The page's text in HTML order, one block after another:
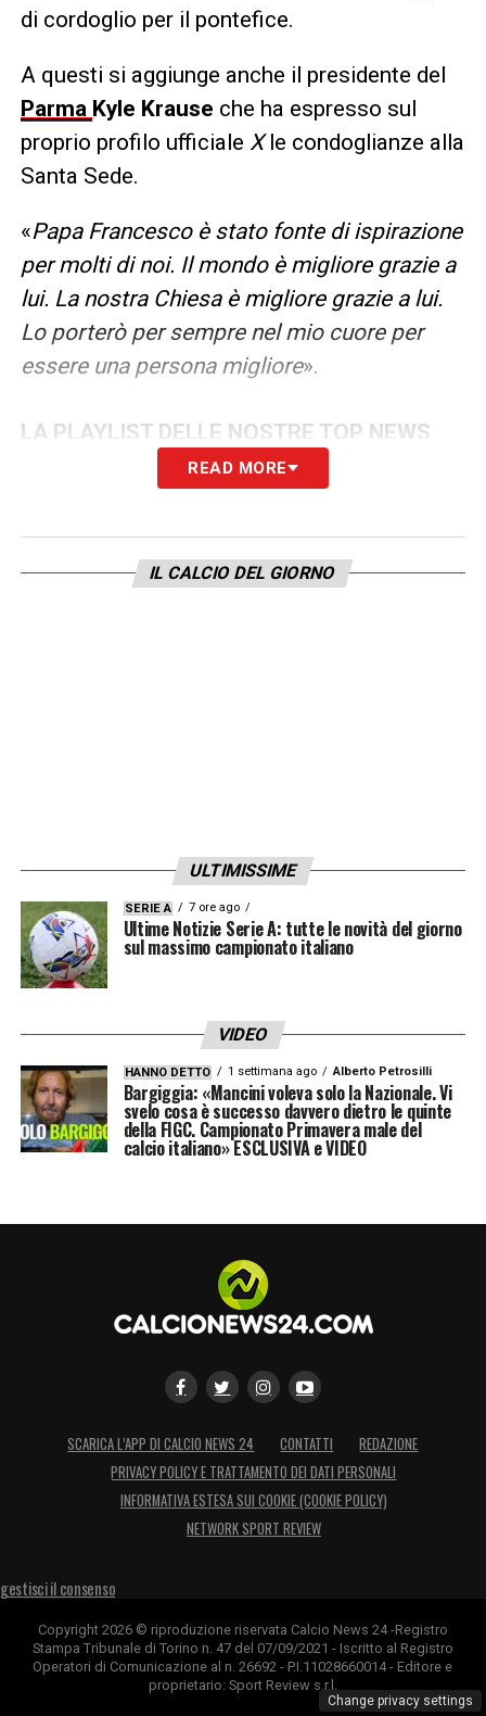
di cordoglio per il pontefice.
A questi si aggiunge anche il presidente del
Parma Kyle Krause che ha espresso sul
proprio profilo ufficiale Xle condoglianze alla
Santa Sede.
«Papa Francesco è stato fonte di ispirazione
per molti di noi. Il mondo è migliore grazie a
lui. La nostra Chiesa è migliore grazie a lui.
Lo porterò per sempre nel mio cuore per
essere una persona migliore».
LA PLAYLIST DELLE NOSTRE TOP NEWS
READ MORE
IL CALCIO DEL GIORNO
ULTIMISSIME
SERIE A 7 ore ago
Ultime Notizie Serie A: tutte le novità del giorno
sul massimo campionato italiano
VIDEO
HANNO DETTO 1 settimana ago Alberto Petrosilli
Bargiggia: «Mancini voleva solo la Nazionale. Vi
svelo cosa è successo davvero dietro le quinte
della FIGC. Campionato Primavera male del
calcio italiano» ESCLUSIVA e VIDEO
SCARICA L’APP DI CALCIO NEWS 24 CONTATTI
REDAZIONE
PRIVACY POLICY E TRATTAMENTO DEI DATI PERSONALI
INFORMATIVA ESTESA SUI COOKIE (COOKIE POLICY)
NETWORK SPORT REVIEW
gestisci il consenso
Copyright 2026 © riproduzione riservata Calcio News 24 -Registro
Stampa Tribunale di Torino n. 47 del 07/09/2021 - Iscritto al Registro
Operatori di Comunicazione al n. 26692 - P.I.11028660014 - Editore e
proprietario: Sport Review s.r.l.
Change privacy settings